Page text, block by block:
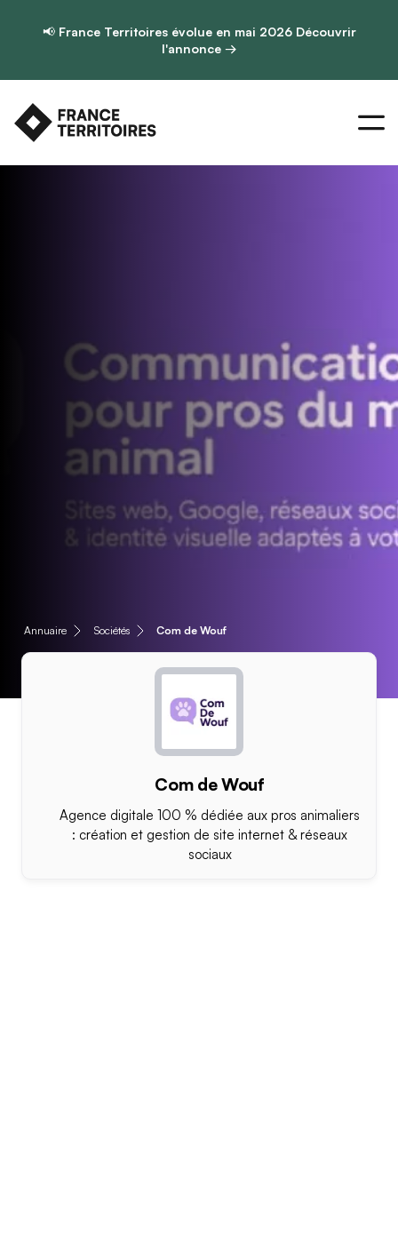
📢 France Territoires évolue en mai 2026 Découvrir
l'annonce →
Annuaire Sociétés Com de Wouf
Com de Wouf
Agence digitale 100 % dédiée aux pros animaliers
: création et gestion de site internet & réseaux
sociaux